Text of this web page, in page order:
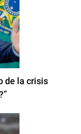
de la crisis